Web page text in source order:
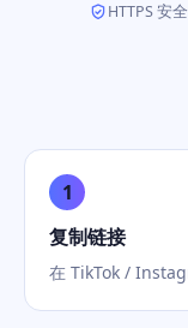
HTTPS 安全
1
复制链接
在 TikTok /